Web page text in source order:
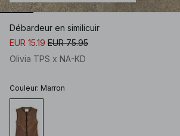
Débardeur en similicuir
EUR 15.19 EUR 75.95
Olivia TPS x NA-KD
Couleur: Marron